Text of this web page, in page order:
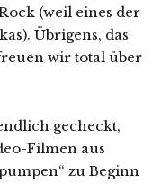
(weil eines der
Übrigens, das
wir total über
gecheckt,
Filmen aus
zu Beginn